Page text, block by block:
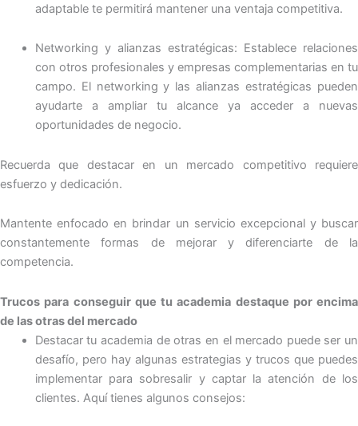
adaptable te permitirá mantener una ventaja competitiva.
Networking y alianzas estratégicas: Establece relaciones
con otros profesionales y empresas complementarias en tu
campo. El networking y las alianzas estratégicas pueden
ayudarte a ampliar tu alcance ya acceder a nuevas
oportunidades de negocio.
Recuerda que destacar en un mercado competitivo requiere
esfuerzo y dedicación.
Mantente enfocado en brindar un servicio excepcional y buscar
constantemente formas de mejorar y diferenciarte de la
competencia.
Trucos para conseguir que tu academia destaque por encima
de las otras del mercado
Destacar tu academia de otras en el mercado puede ser un
desafío, pero hay algunas estrategias y trucos que puedes
implementar para sobresalir y captar la atención de los
clientes. Aquí tienes algunos consejos: